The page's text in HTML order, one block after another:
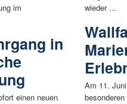
im
in
einen neuen
wieder ...
Am 11.